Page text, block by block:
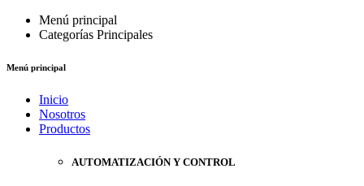
Menú principal
Categorías Principales
Menú principal
Inicio
Nosotros
Productos
AUTOMATIZACIÓN Y CONTROL